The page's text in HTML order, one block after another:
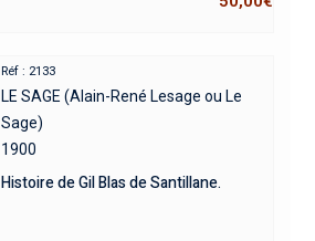
Réf : 2133
LE SAGE (Alain-René Lesage ou Le
Sage)
1900
Histoire de Gil Blas de Santillane.